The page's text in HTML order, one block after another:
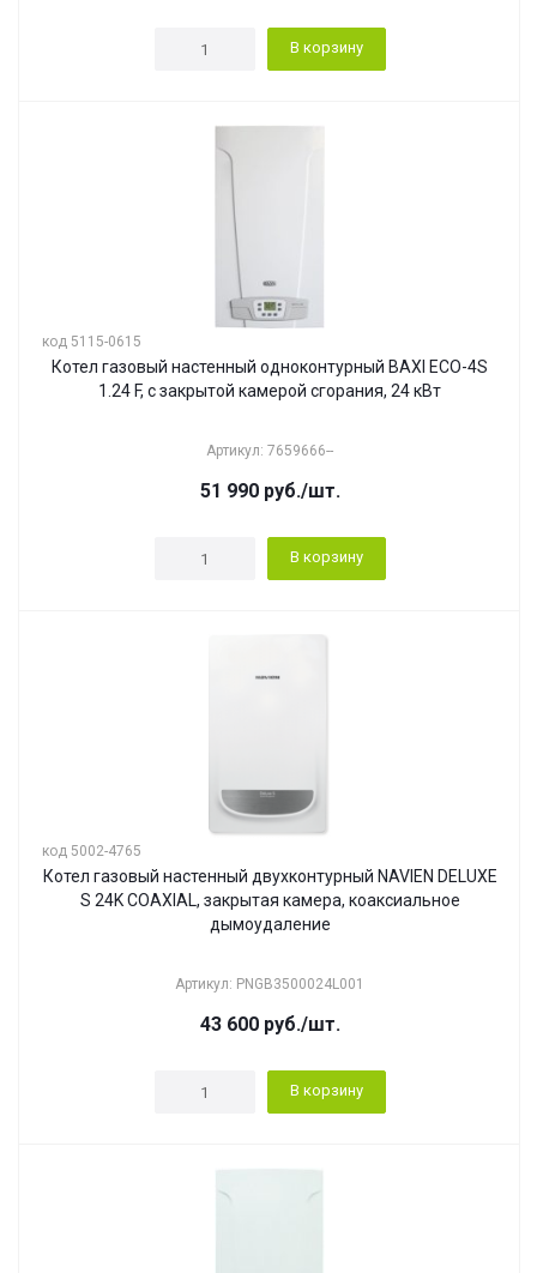
В корзину
код 5115-0615
Котел газовый настенный одноконтурный BAXI ECO-4S
1.24 F, с закрытой камерой сгорания, 24 кВт
Артикул: 7659666--
51 990руб./шт.
В корзину
код 5002-4765
Котел газовый настенный двухконтурный NAVIEN DELUXE
S 24K COAXIAL, закрытая камера, коаксиальное
дымоудаление
Артикул: PNGB3500024L001
43 600руб./шт.
В корзину